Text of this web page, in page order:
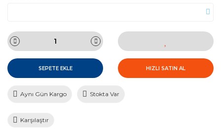
SEPETE EKLE HIZLI SATIN AL
Aynı Gün Kargo Stokta Var
Karşılaştır